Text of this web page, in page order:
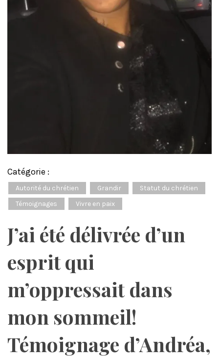
Catégorie :
Autorité du chrétien Grandir
Statut du chrétien
Témoignages
Vivre en paix
J’ai été délivrée d’un
esprit qui
m’oppressait dans
mon sommeil!
Témoignage d’Andréa,